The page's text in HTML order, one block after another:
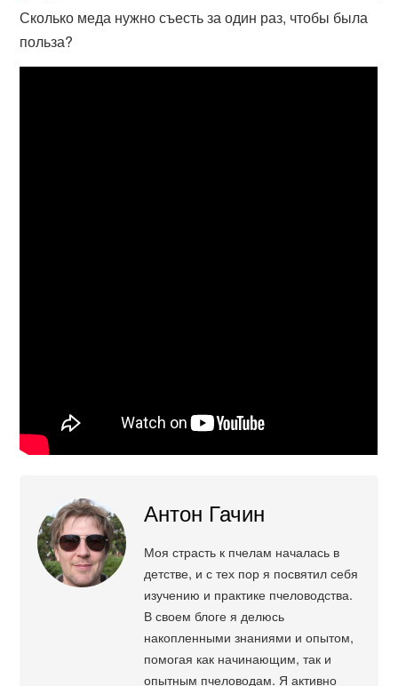
Сколько меда нужно съесть за один раз, чтобы была
польза?
Антон Гачин
Моя страсть к пчелам началась в
детстве, и с тех пор я посвятил себя
изучению и практике пчеловодства.
В своем блоге я делюсь
накопленными знаниями и опытом,
помогая как начинающим, так и
опытным пчеловодам. Я активно